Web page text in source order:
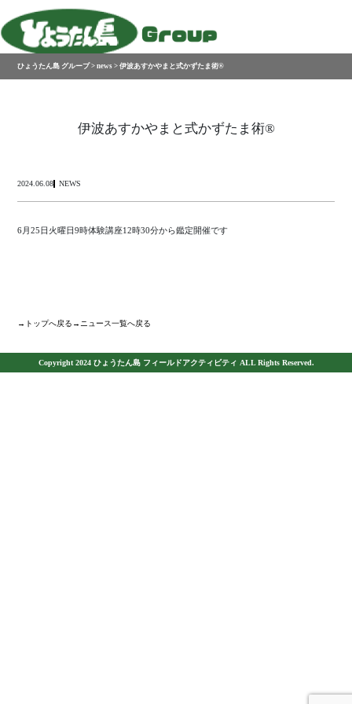
総合受付0584-74-8369 受付時間( 11:00〜19:00 )
ひょうたん島 グループ>news >伊波あすかやまと式かずたま術®︎
伊波あすかやまと式かずたま術®︎
2024.06.08 NEWS
6月25日火曜日9時体験講座12時30分から鑑定開催です
→トップへ戻る →ニュース一覧へ戻る
Copyright 2024 ひょうたん島 フィールドアクティビティ ALL Rights Reserved.